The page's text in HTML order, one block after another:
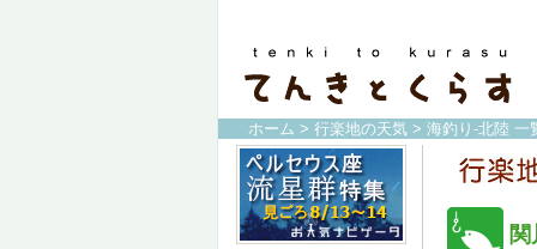
ホーム > 行楽地の天気 > 海釣り-北陸 一
関